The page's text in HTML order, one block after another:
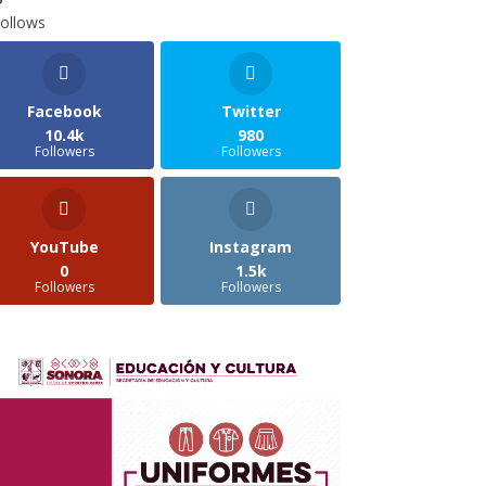
Facebook
10.4k
Followers
Twitter
980
Followers
YouTube
0
Followers
Instagram
1.5k
Followers